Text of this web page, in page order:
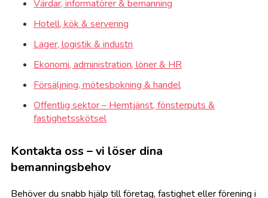
Värdar, informatörer & bemanning
Hotell, kök & servering
Lager, logistik & industri
Ekonomi, administration, löner & HR
Försäljning, mötesbokning & handel
Offentlig sektor – Hemtjänst, fönsterputs &
fastighetsskötsel
Kontakta oss – vi löser dina
bemanningsbehov
Behöver du snabb hjälp till företag, fastighet eller förening i